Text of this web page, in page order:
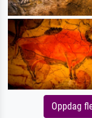
Oppdag